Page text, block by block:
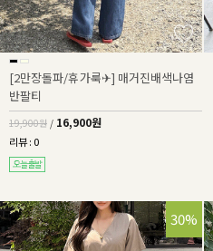
[2만장돌파/휴가룩✈] 매거진배색나염
반팔티
19,900원 / 16,900원
리뷰 : 0
30%